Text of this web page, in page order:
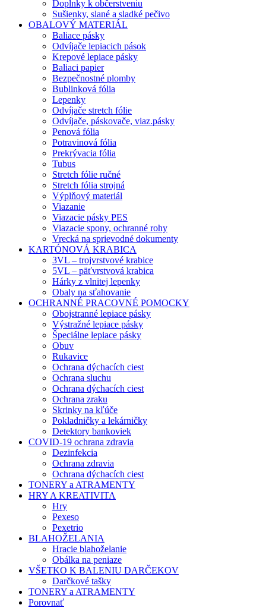
Doplnky k občerstveniu
Sušienky, slané a sladké pečivo
OBALOVÝ MATERIÁL
Baliace pásky
Odvíjače lepiacich pások
Krepové lepiace pásky
Baliaci papier
Bezpečnostné plomby
Bublinková fólia
Lepenky
Odvíjače stretch fólie
Odvíjače, páskovače, viaz.pásky
Penová fólia
Potravinová fólia
Prekrývacia fólia
Tubus
Stretch fólie ručné
Stretch fólia strojná
Výplňový materiál
Viazanie
Viazacie pásky PES
Viazacie spony, ochranné rohy
Vrecká na sprievodné dokumenty
KARTÓNOVÁ KRABICA
3VL – trojvrstvové krabice
5VL – päťvrstvová krabica
Hárky z vlnitej lepenky
Obaly na sťahovanie
OCHRANNÉ PRACOVNÉ POMOCKY
Obojstranné lepiace pásky
Výstražné lepiace pásky
Špeciálne lepiace pásky
Obuv
Rukavice
Ochrana dýchacích ciest
Ochrana sluchu
Ochrana dýchacích ciest
Ochrana zraku
Skrinky na kľúče
Pokladničky a lekárničky
Detektory bankoviek
COVID-19 ochrana zdravia
Dezinfekcia
Ochrana zdravia
Ochrana dýchacích ciest
TONERY a ATRAMENTY
HRY A KREATIVITA
Hry
Pexeso
Pexetrio
BLAHOŽELANIA
Hracie blahoželanie
Obálka na peniaze
VŠETKO K BALENIU DARČEKOV
Darčkové tašky
TONERY a ATRAMENTY
Porovnať